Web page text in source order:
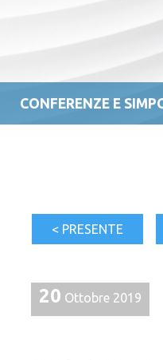
CONFERENZE E
< PRESENTE
20 Ottobre 2019